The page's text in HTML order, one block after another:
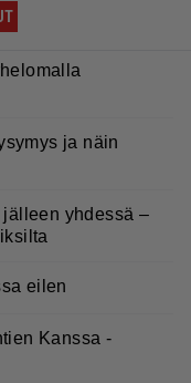
ja näin
yhdessä –
eilen
Kanssa -